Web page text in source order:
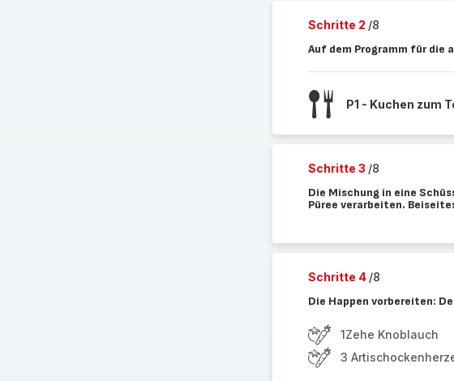
Schritte 2 /8
Auf dem Programm für die
P1 - Kuchen zum
Schritte 3 /8
Die Mischung in eine
Püree verarbeiten.
Schritte 4 /8
Die Happen vorbereiten:
1Zehe Knoblauch
3